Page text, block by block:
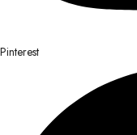
Pinterest